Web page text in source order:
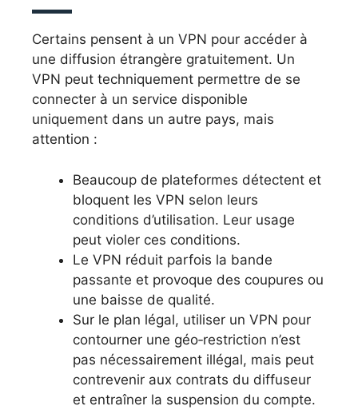
Certains pensent à un VPN pour accéder à
une diffusion étrangère gratuitement. Un
VPN peut techniquement permettre de se
connecter à un service disponible
uniquement dans un autre pays, mais
attention :
Beaucoup de plateformes détectent et
bloquent les VPN selon leurs
conditions d’utilisation. Leur usage
peut violer ces conditions.
Le VPN réduit parfois la bande
passante et provoque des coupures ou
une baisse de qualité.
Sur le plan légal, utiliser un VPN pour
contourner une géo‑restriction n’est
pas nécessairement illégal, mais peut
contrevenir aux contrats du diffuseur
et entraîner la suspension du compte.